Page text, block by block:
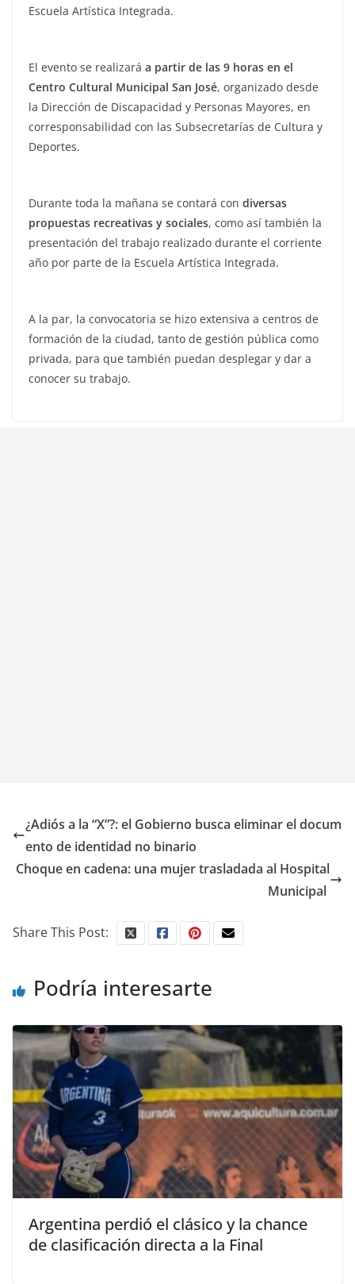
Escuela Artística Integrada.
El evento se realizará a partir de las 9 horas en el
Centro Cultural Municipal San José, organizado desde
la Dirección de Discapacidad y Personas Mayores, en
corresponsabilidad con las Subsecretarías de Cultura y
Deportes.
Durante toda la mañana se contará con diversas
propuestas recreativas y sociales, como así también la
presentación del trabajo realizado durante el corriente
año por parte de la Escuela Artística Integrada.
A la par, la convocatoria se hizo extensiva a centros de
formación de la ciudad, tanto de gestión pública como
privada, para que también puedan desplegar y dar a
conocer su trabajo.
¿Adiós a la “X”?: el Gobierno busca eliminar el docum
ento de identidad no binario
Choque en cadena: una mujer trasladada al Hospital
Municipal
Share This Post:
Podría interesarte
Argentina perdió el clásico y la chance
de clasificación directa a la Final